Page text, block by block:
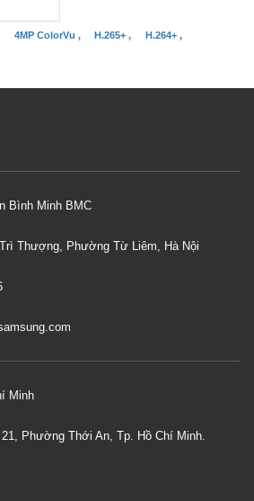
4MP ColorVu , H.265+ ,
H.264+ ,
Bình Minh BMC
Thượng, Phường Từ Liêm, Hà Nội
Minh
21, Phường Thới An, Tp. Hồ Chí Minh.